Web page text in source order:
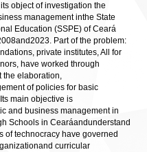
object of investigation the
management inthe State
Education (SSPE) of Ceará
Part of the problem:
private institutes, All for
have worked through
the elaboration,
of policies for basic
main objective is
and business management in
Schools in Cearáandunderstand
of technocracy have governed
curricular